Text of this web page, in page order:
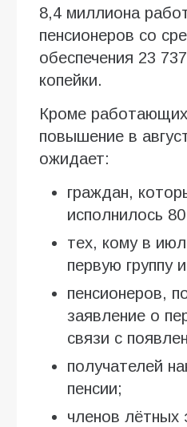
8,4 миллиона
пенсионеров со
обеспечения 23
копейки.
Кроме
повышение в
ожидает:
граждан,
исполнилось
тех, кому в
первую группу
пенсионеров,
заявление о
связи с
получателей
пенсии;
членов лётных